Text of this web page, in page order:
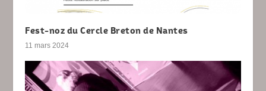
Fest-noz du Cercle Breton de Nantes
11 mars 2024